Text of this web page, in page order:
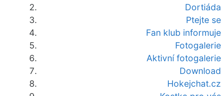
Dortiáda
Ptejte se
Fan klub informuje
Fotogalerie
Aktivní fotogalerie
Download
Hokejchat.cz